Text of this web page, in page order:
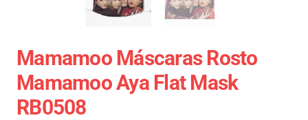
Mamamoo Máscaras Rosto
Mamamoo Aya Flat Mask
RB0508